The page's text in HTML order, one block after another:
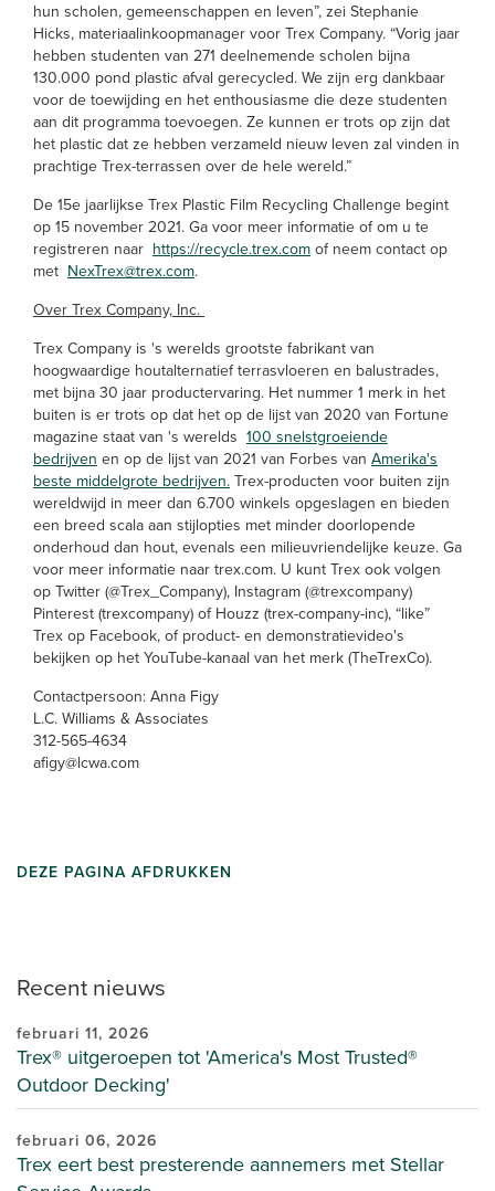
Recent nieuws
februari 11, 2026
Trex® uitgeroepen tot 'America's Most Trusted®
Outdoor Decking'
februari 06, 2026
Trex eert best presterende aannemers met Stellar
hun scholen, gemeenschappen en leven”, zei Stephanie
Hicks, materiaalinkoopmanager voor Trex Company. “Vorig jaar
hebben studenten van 271 deelnemende scholen bijna
130.000 pond plastic afval gerecycled. We zijn erg dankbaar
voor de toewijding en het enthousiasme die deze studenten
aan dit programma toevoegen. Ze kunnen er trots op zijn dat
het plastic dat ze hebben verzameld nieuw leven zal vinden in
prachtige Trex-terrassen over de hele wereld.”
De 15e jaarlijkse Trex Plastic Film Recycling Challenge begint
op 15 november 2021. Ga voor meer informatie of om u te
registreren naar https://recycle.trex.comof neem contact op
met NexTrex@trex.com.
Over Trex Company, Inc.
Trex Company is 's werelds grootste fabrikant van
hoogwaardige houtalternatief terrasvloeren en balustrades,
met bijna 30 jaar productervaring. Het nummer 1 merk in het
buiten is er trots op dat het op de lijst van 2020 van Fortune
magazine staat van 's werelds 100 snelstgroeiende
bedrijven en op de lijst van 2021 van Forbes van Amerika's
beste middelgrote bedrijven.Trex-producten voor buiten zijn
wereldwijd in meer dan 6.700 winkels opgeslagen en bieden
een breed scala aan stijlopties met minder doorlopende
onderhoud dan hout, evenals een milieuvriendelijke keuze. Ga
voor meer informatie naar trex.com. U kunt Trex ook volgen
op Twitter (@Trex_Company), Instagram (@trexcompany)
Pinterest (trexcompany) of Houzz (trex-company-inc), “like”
Trex op Facebook, of product- en demonstratievideo's
bekijken op het YouTube-kanaal van het merk (TheTrexCo).
Contactpersoon: Anna Figy
L.C. Williams & Associates
312-565-4634
afigy@lcwa.com
DEZE PAGINA AFDRUKKEN